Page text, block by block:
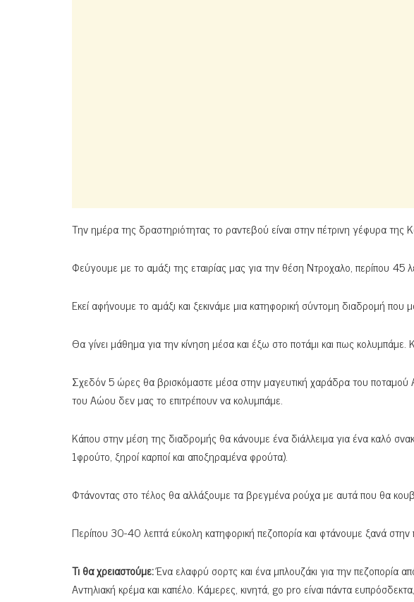
Την ημέρα της δραστηριότητας το ραντεβού είναι στην πέτρινη γέφυρα της
Φεύγουμε με το αμάξι της εταιρίας μας για την θέση Ντροχαλο, περίπου 45
Εκεί αφήνουμε το αμάξι και ξεκινάμε μια κατηφορική σύντομη διαδρομή
Θα γίνει μάθημα για την κίνηση μέσα και έξω στο ποτάμι και πως κολυμπάμε.
Σχεδόν 5 ώρες θα βρισκόμαστε μέσα στην μαγευτική χαράδρα του ποταμού
του Αώου δεν μας το επιτρέπουν να κολυμπάμε.
Κάπου στην μέση της διαδρομής θα κάνουμε ένα διάλλειμα για ένα καλό
1φρούτο, ξηροί καρποί και αποξηραμένα φρούτα).
Φτάνοντας στο τέλος θα αλλάξουμε τα βρεγμένα ρούχα με αυτά που θα
Περίπου 30-40 λεπτά εύκολη κατηφορική πεζοπορία και φτάνουμε ξανά
Τι θα χρειαστούμε:Ένα ελαφρύ σορτς και ένα μπλουζάκι για την πεζοπορία
Αντηλιακή κρέμα και καπέλο. Κάμερες, κινητά, go pro είναι πάντα